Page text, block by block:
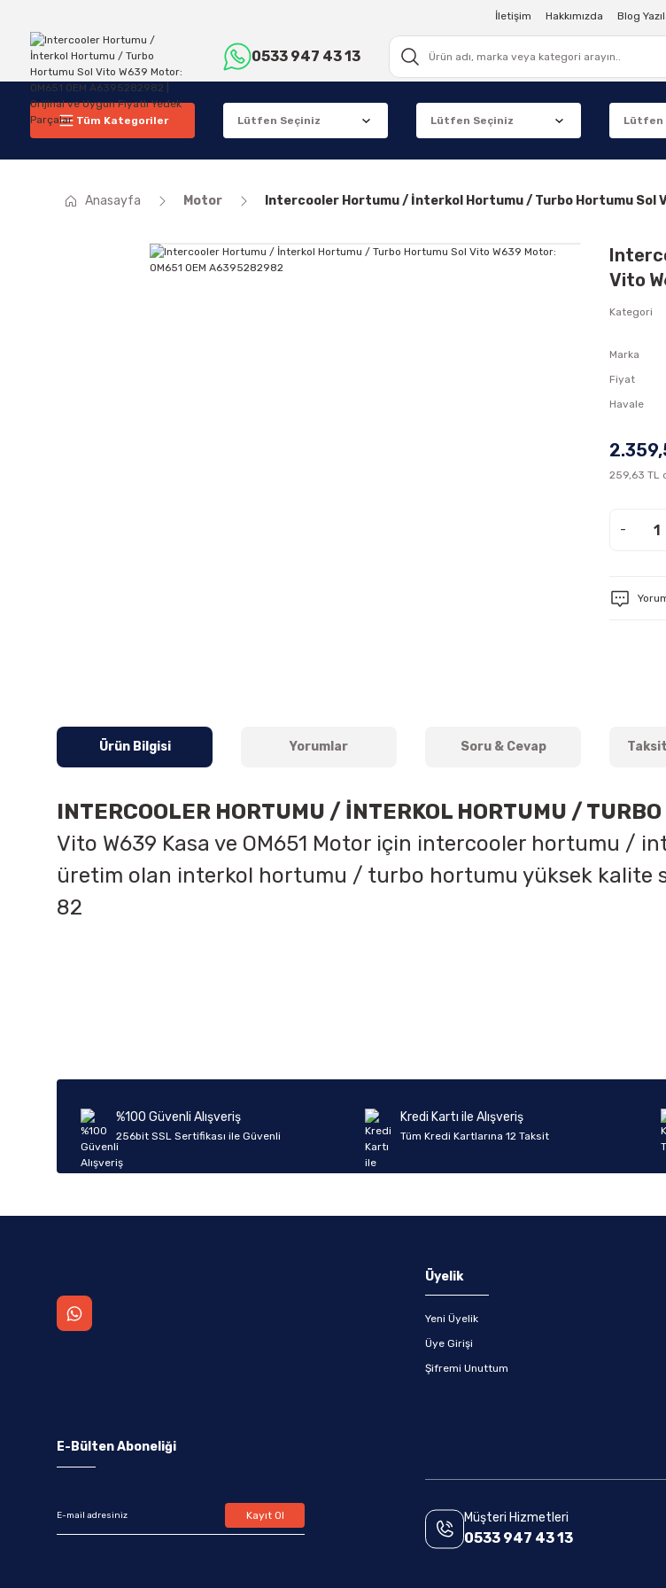
İletişim Hakkımızda Blog
0533 947 43 13
Tüm Kategoriler
Anasayfa Motor Intercooler Hortumu / İnterkol Hortumu / Turbo Hortumu Sol
Vito
Kategori
Marka
Fiyat
Havale
259,63 TL
-
Ürün Bilgisi Yorumlar Soru & Cevap
INTERCOOLER HORTUMU / İNTERKOL HORTUMU /
Vito W639 Kasa ve OM651 Motor için intercooler hortumu /
üretim olan interkol hortumu / turbo hortumu yüksek kalite
82
Ürün fiyatı diğer sitelerden daha pahalı.
Bu ürüne benzer farklı alternatifler olmalı.
%100 Güvenli Alışveriş
256bit SSL Sertifikası ile Güvenli
Kredi Kartı ile Alışveriş
Tüm Kredi Kartlarına 12 Taksit
Üyelik
Yeni Üyelik
Üye Girişi
Şifremi Unuttum
E-Bülten Aboneliği
Kayıt Ol Müşteri Hizmetleri
0533 947 43 13